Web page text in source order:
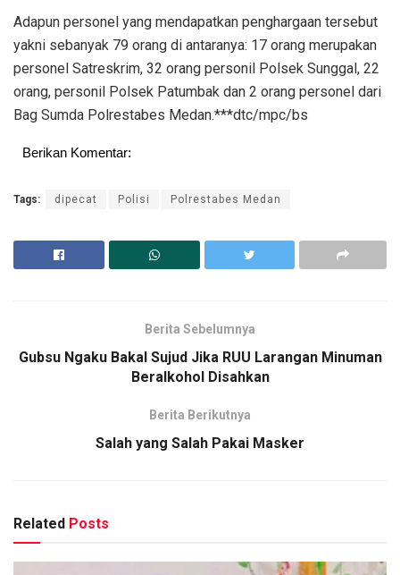
Adapun personel yang mendapatkan penghargaan tersebut
yakni sebanyak 79 orang di antaranya: 17 orang merupakan
personel Satreskrim, 32 orang personil Polsek Sunggal, 22
orang, personil Polsek Patumbak dan 2 orang personel dari
Bag Sumda Polrestabes Medan.***dtc/mpc/bs
Berikan Komentar:
Tags: dipecat Polisi Polrestabes Medan
Berita Sebelumnya
Gubsu Ngaku Bakal Sujud Jika RUU Larangan Minuman
Beralkohol Disahkan
Berita Berikutnya
Salah yang Salah Pakai Masker
Related Posts